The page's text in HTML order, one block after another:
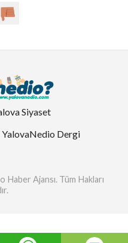
Siyaset
YalovaNedio Dergi
Ajansı. Tüm Hakları